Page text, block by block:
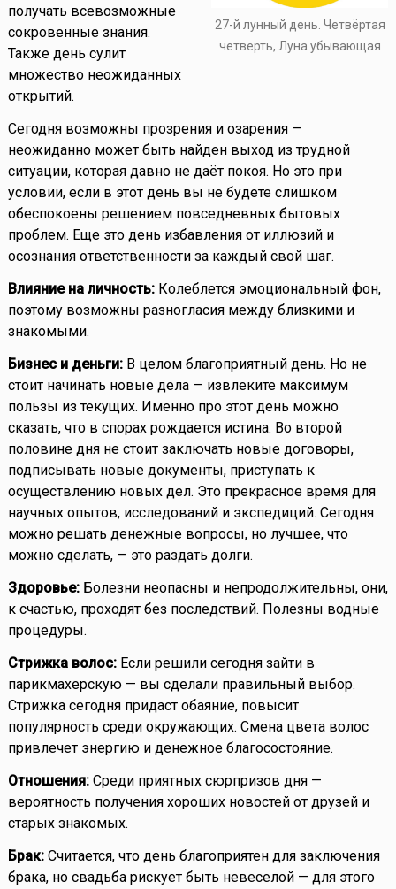
27-й лунный день. Четвёртая
четверть, Луна убывающая
получать всевозможные
сокровенные знания.
Также день сулит
множество неожиданных
открытий.
Сегодня возможны прозрения и озарения —
неожиданно может быть найден выход из трудной
ситуации, которая давно не даёт покоя. Но это при
условии, если в этот день вы не будете слишком
обеспокоены решением повседневных бытовых
проблем. Еще это день избавления от иллюзий и
осознания ответственности за каждый свой шаг.
Влияние на личность:Колеблется эмоциональный фон,
поэтому возможны разногласия между близкими и
знакомыми.
Бизнес и деньги:В целом благоприятный день. Но не
стоит начинать новые дела — извлеките максимум
пользы из текущих. Именно про этот день можно
сказать, что в спорах рождается истина. Во второй
половине дня не стоит заключать новые договоры,
подписывать новые документы, приступать к
осуществлению новых дел. Это прекрасное время для
научных опытов, исследований и экспедиций. Сегодня
можно решать денежные вопросы, но лучшее, что
можно сделать, — это раздать долги.
Здоровье:Болезни неопасны и непродолжительны, они,
к счастью, проходят без последствий. Полезны водные
процедуры.
Стрижка волос:Если решили сегодня зайти в
парикмахерскую — вы сделали правильный выбор.
Стрижка сегодня придаст обаяние, повысит
популярность среди окружающих. Смена цвета волос
привлечет энергию и денежное благосостояние.
Отношения:Среди приятных сюрпризов дня —
вероятность получения хороших новостей от друзей и
старых знакомых.
Брак:Считается, что день благоприятен для заключения
брака, но свадьба рискует быть невеселой — для этого